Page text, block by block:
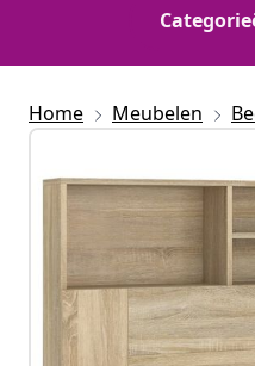
Home Meubelen